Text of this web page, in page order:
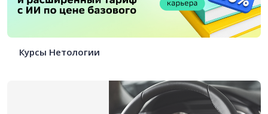
Курсы Нетологии